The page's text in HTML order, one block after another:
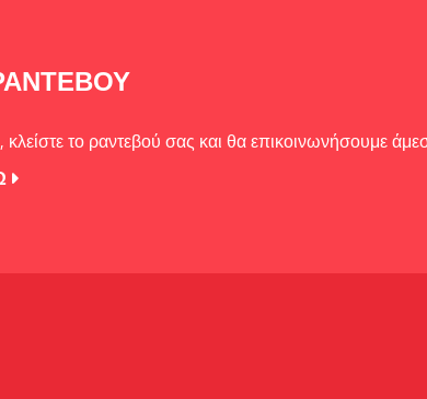
το ραντεβού σας και θα επικοινωνήσουμε